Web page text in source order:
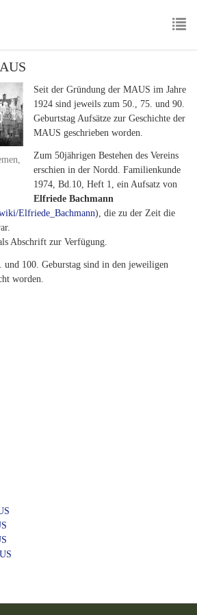
Seit der Gründung der MAUS im Jahre
1924 sind jeweils zum 50., 75. und 90.
Geburtstag Aufsätze zur Geschichte der
MAUS geschrieben worden.
Zum 50jährigen Bestehen des Vereins
erschien in der Nordd. Familienkunde
1974, Bd.10, Heft 1, ein Aufsatz von
Elfriede Bachmann
Elfriede_Bachmann), die zu der Zeit die
Abschrift zur Verfügung.
und 100. Geburstag sind in den jeweiligen
worden.